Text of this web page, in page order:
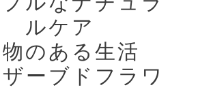
ルケア
のある生活
ーブドフラワ